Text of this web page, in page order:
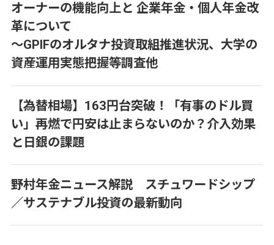
オーナーの機能向上と 企業年金・個人年金改
革について
～GPIFのオルタナ投資取組推進状況、大学の
資産運用実態把握等調査他
【為替相場】163円台突破！「有事のドル買
い」再燃で円安は止まらないのか？介入効果
と日銀の課題
野村年金ニュース解説 スチュワードシップ
／サステナブル投資の最新動向